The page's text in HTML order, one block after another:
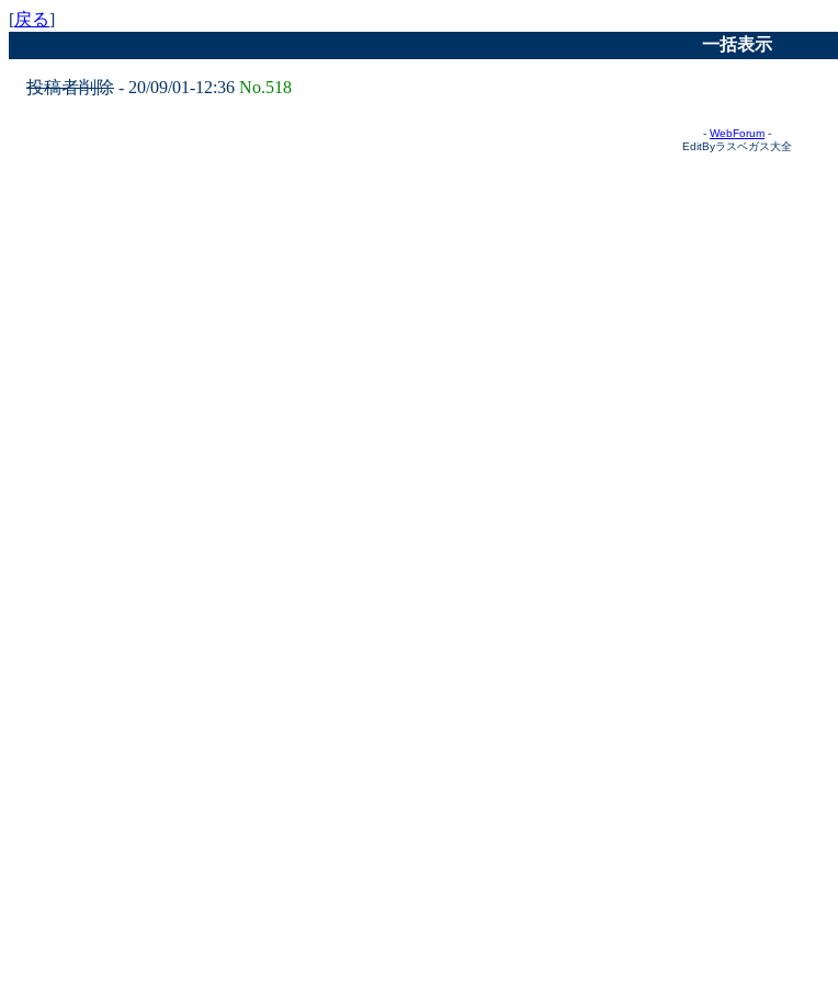
[戻る]
一括表示
投稿者削除 - 20/09/01-12:36 No.518
- WebForum -
EditByラスベガス大全